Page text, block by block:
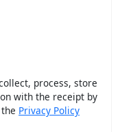
process, store
with the receipt by
Privacy Policy